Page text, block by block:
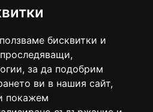
бисквитки и
за да подобрим
ви в нашия сайт,
покажем
бисквитки и
за да подобрим
ви в нашия сайт,
покажем
ДО ВСЯКА ТОЧКА НА